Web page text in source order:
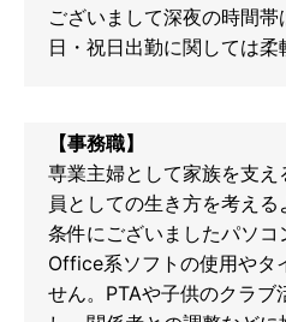
ございまして深夜の時間
日・祝日出勤に関しては柔
【事務職】
専業主婦として家族を支
員としての生き方を考え
条件にございましたパソコ
Office系ソフトの使用やタ
せん。PTAや子供のクラブ